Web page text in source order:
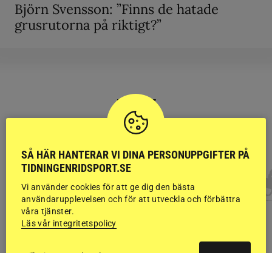
Björn Svensson: ”Finns de hatade
grusrutorna på riktigt?”
RIDSPORT
BLOGGAR
SÅ HÄR HANTERAR VI DINA PERSONUPPGIFTER PÅ
TIDNINGENRIDSPORT.SE
Vi använder cookies för att ge dig den bästa
användarupplevelsen och för att utveckla och förbättra
våra tjänster.
Läs vår integritetspolicy